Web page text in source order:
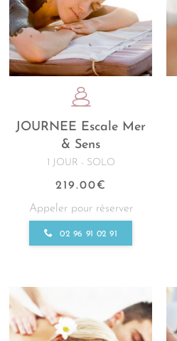
JOURNEE Escale Mer
& Sens
1 JOUR - SOLO
219.00€
Appeler pour réserver
02 96 91 02 91